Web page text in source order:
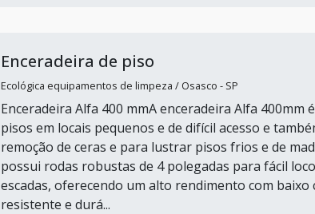
Enceradeira de piso
Ecológica equipamentos de limpeza / Osasco - SP
Enceradeira Alfa 400 mmA enceradeira Alfa 400mm
pisos em locais pequenos e de difícil acesso e
remoção de ceras e para lustrar pisos frios e de
possui rodas robustas de 4 polegadas para fácil
escadas, oferecendo um alto rendimento com
resistente e durá...